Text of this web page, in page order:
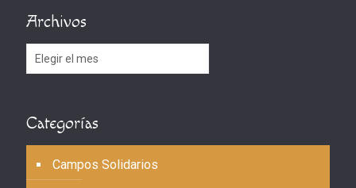
Archivos
Archivos
Categorías
Campos Solidarios